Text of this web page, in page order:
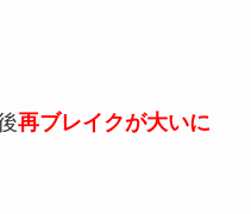
再ブレイクが大いに